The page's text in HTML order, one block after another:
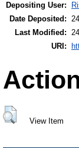
Depositing User:
Date Deposited:
Last Modified:
URI:
View Item